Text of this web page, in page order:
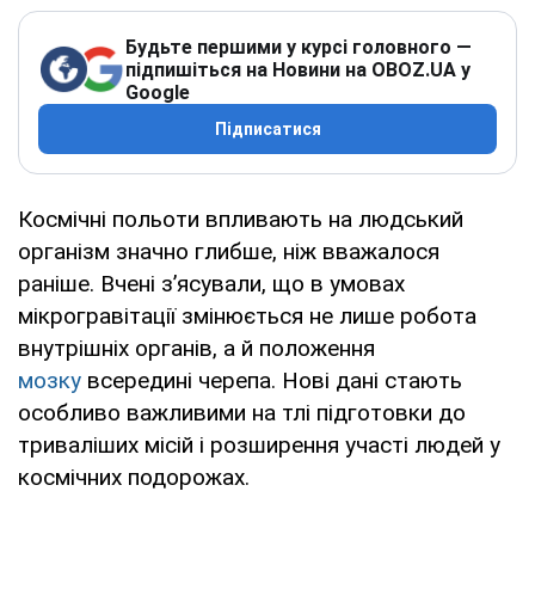
Будьте першими у курсі головного —
підпишіться на Новини на OBOZ.UA у
Google
Підписатися
Космічні польоти впливають на людський
організм значно глибше, ніж вважалося
раніше. Вчені з’ясували, що в умовах
мікрогравітації змінюється не лише робота
внутрішніх органів, а й положення
мозку всередині черепа. Нові дані стають
особливо важливими на тлі підготовки до
триваліших місій і розширення участі людей у
космічних подорожах.